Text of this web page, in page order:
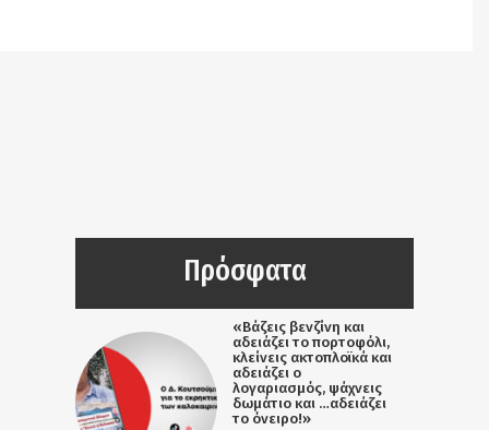
Πρόσφατα
«Βάζεις βενζίνη και
αδειάζει το πορτοφόλι,
κλείνεις ακτοπλοϊκά και
αδειάζει ο
λογαριασμός, ψάχνεις
δωμάτιο και …αδειάζει
το όνειρο!»